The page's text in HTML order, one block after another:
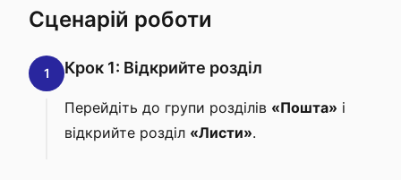
Сценарій роботи
1 Крок 1: Відкрийте розділ
Перейдіть до групи розділів «Пошта» і
відкрийте розділ «Листи».